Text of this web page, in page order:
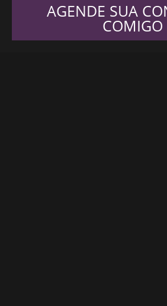
AGENDE SUA
COMIGO